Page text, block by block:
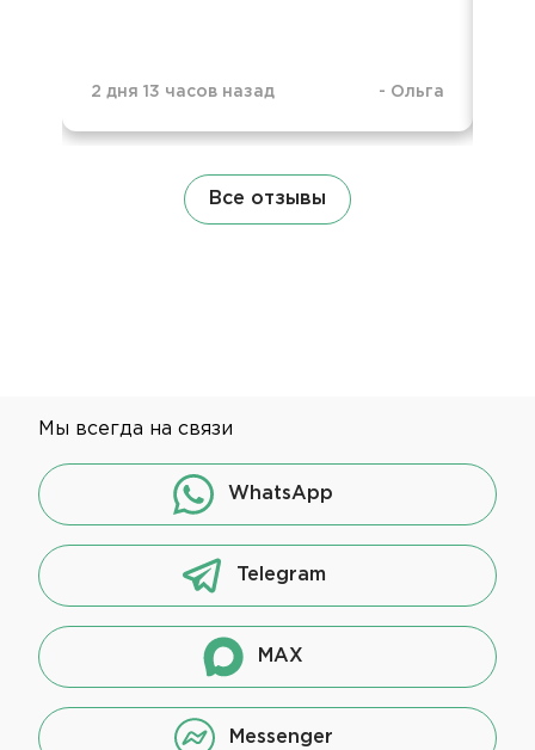
2 дня 13 часов назад - Ольга
Все отзывы
Мы всегда на связи
WhatsApp
Telegram
MAX
Messenger